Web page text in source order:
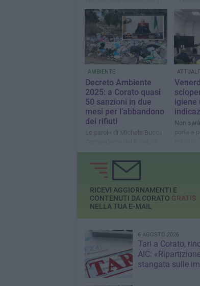
una vera e propria sfida
educativa
AMBIENTE
Decreto Ambiente
2025: a Corato quasi
50 sanzioni in due
mesi per l’abbandono
dei rifiuti
Le parole di Michele Bucci,
Locale
igiene
Non
porta a
RICEVI AGGIORNAMENTI E
CONTENUTI DA CORATO GRATIS
NELLA TUA E-MAIL
6 AGOSTO 2026
Tari a Corato,
AIC:
stangata sulle